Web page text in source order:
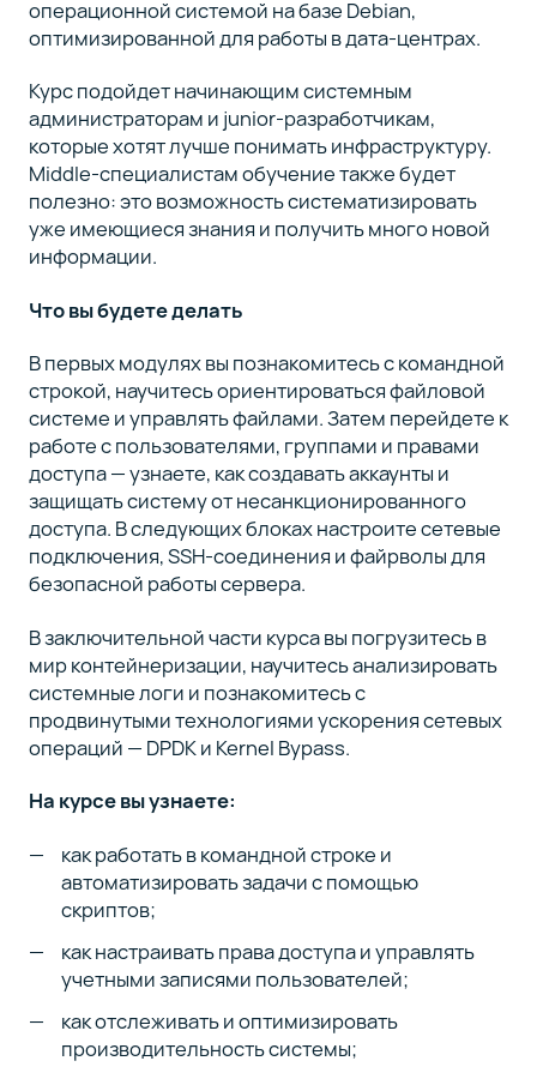
операционной системой на базе Debian,
оптимизированной для работы в дата-центрах.
Курс подойдет начинающим системным
администраторам и junior-разработчикам,
которые хотят лучше понимать инфраструктуру.
Middle-специалистам обучение также будет
полезно: это возможность систематизировать
уже имеющиеся знания и получить много новой
информации.
Что вы будете делать
В первых модулях вы познакомитесь с командной
строкой, научитесь ориентироваться файловой
системе и управлять файлами. Затем перейдете к
работе с пользователями, группами и правами
доступа — узнаете, как создавать аккаунты и
защищать систему от несанкционированного
доступа. В следующих блоках настроите сетевые
подключения, SSH-соединения и файрволы для
безопасной работы сервера.
В заключительной части курса вы погрузитесь в
мир контейнеризации, научитесь анализировать
системные логи и познакомитесь с
продвинутыми технологиями ускорения сетевых
операций — DPDK и Kernel Bypass.
На курсе вы узнаете:
как работать в командной строке и
автоматизировать задачи с помощью
скриптов;
как настраивать права доступа и управлять
учетными записями пользователей;
как отслеживать и оптимизировать
производительность системы;